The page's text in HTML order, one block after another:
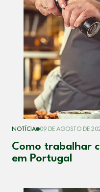
NOTÍCIA 09 DE AGOSTO DE
Como trabalhar
em Portugal